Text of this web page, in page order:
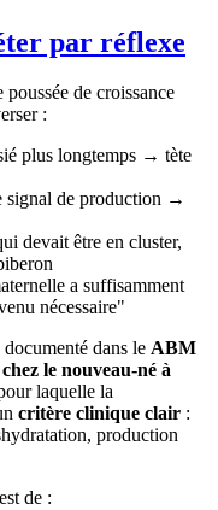
par réflexe
de croissance
:
plus longtemps → tète
signal de production →
devait être en cluster,
a suffisamment
nécessaire"
dans le ABM
le nouveau-né à
laquelle la
critère clinique clair :
production
de :